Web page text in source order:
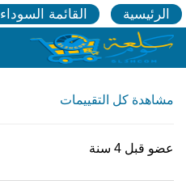
الرئيسية القائمة السوداء
مشاهدة كل التقييمات
عضو قبل 4 سنة